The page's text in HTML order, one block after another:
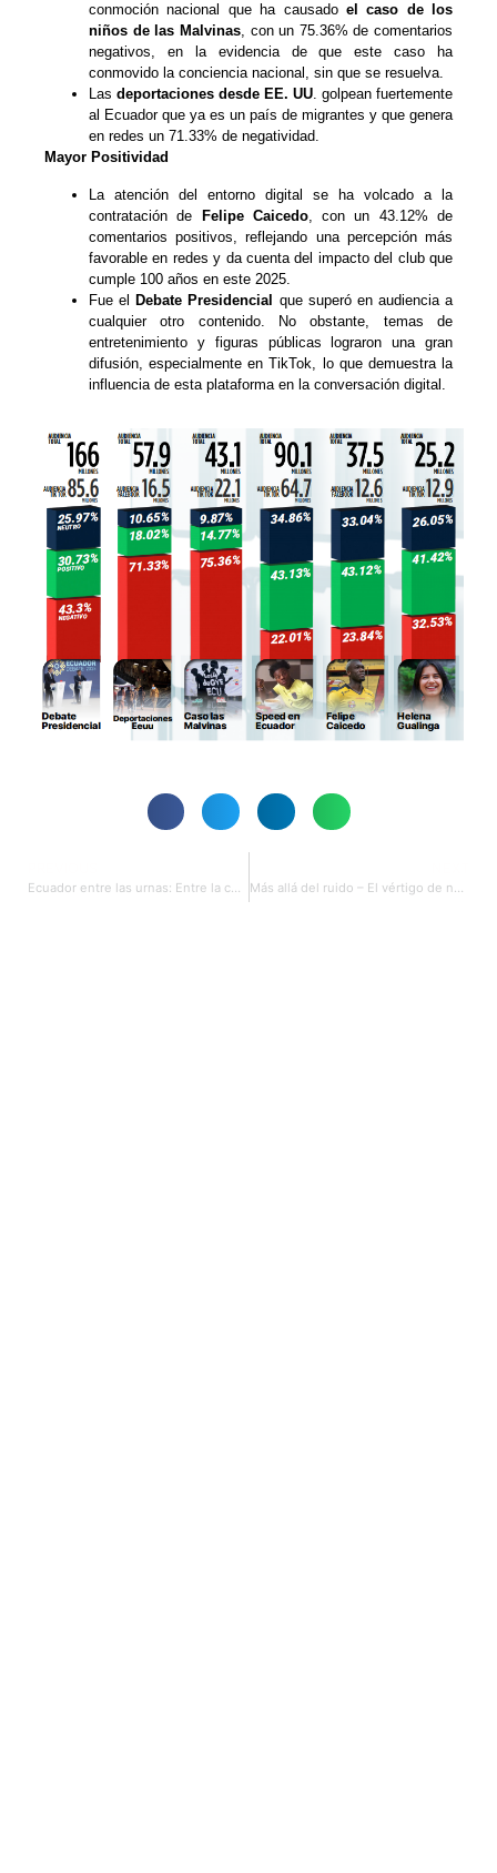
conmoción nacional que ha causado el caso de los
niños de las Malvinas, con un 75.36% de comentarios
negativos, en la evidencia de que este caso ha
conmovido la conciencia nacional, sin que se resuelva.
Las deportaciones desde EE. UU. golpean fuertemente
al Ecuador que ya es un país de migrantes y que genera
en redes un 71.33% de negatividad.
Mayor Positividad
La atención del entorno digital se ha volcado a la
contratación de Felipe Caicedo, con un 43.12% de
comentarios positivos, reflejando una percepción más
favorable en redes y da cuenta del impacto del club que
cumple 100 años en este 2025.
Fue elDebate Presidencial que superó en audiencia a
cualquier otro contenido. No obstante, temas de
entretenimiento y figuras públicas lograron una gran
difusión, especialmente en TikTok, lo que demuestra la
influencia de esta plataforma en la conversación digital.
Ecuador entre las urnas: Entre la certeza de los líderes y la incógnita del balotaje Más allá del ruido – El vértigo de nuestros días: todos a la velocidad del scrooll del dedo